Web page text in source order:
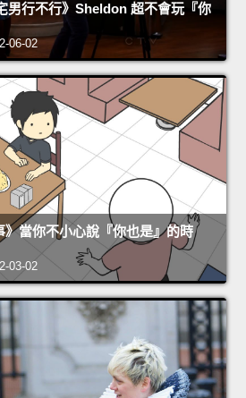
男行不行》Sheldon 超不會玩『你
06-02
》當你不小心說『你也是』的時
03-02